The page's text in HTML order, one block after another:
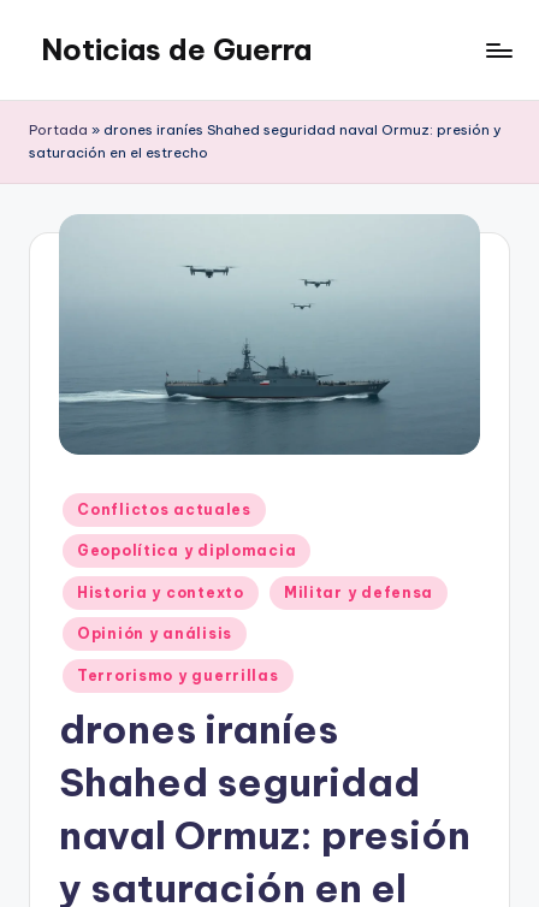
Saltar
contenido
Noticias de Guerra
Portada » drones iraníes Shahed seguridad naval Ormuz: presión y
saturación en el estrecho
Publicado
en
Conflictos actuales
Geopolítica y diplomacia
Historia y contexto Militar y defensa
Opinión y análisis
Terrorismo y guerrillas
drones iraníes
Shahed seguridad
naval Ormuz: presión
y saturación en el